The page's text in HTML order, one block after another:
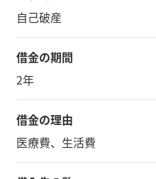
自己破産
借金の期間
2年
借金の理由
医療費、生活費